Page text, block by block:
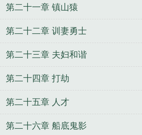
第二十一章 镇山猿
第二十二章 训妻勇士
第二十三章 夫妇和谐
第二十四章 打劫
第二十五章 人才
第二十六章 船底鬼影